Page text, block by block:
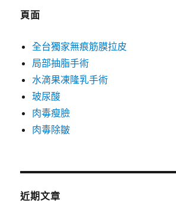
頁面
全台獨家無痕筋膜拉皮
局部抽脂手術
水滴果凍隆乳手術
玻尿酸
肉毒瘦臉
肉毒除皺
近期文章